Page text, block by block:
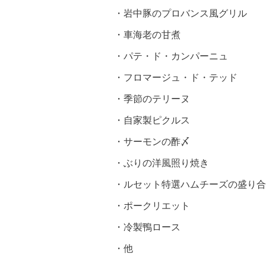
・岩中豚のプロバンス風グリル
・車海老の甘煮
・パテ・ド・カンパーニュ
・フロマージュ・ド・テッド
・季節のテリーヌ
・自家製ピクルス
・サーモンの酢〆
・ぶりの洋風照り焼き
・ルセット特選ハムチーズの盛り
・ポークリエット
・冷製鴨ロース
・他